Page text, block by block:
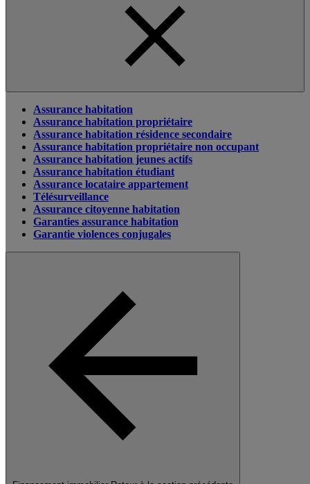
Assurance habitation
Assurance habitation propriétaire
Assurance habitation résidence secondaire
Assurance habitation propriétaire non occupant
Assurance habitation jeunes actifs
Assurance habitation étudiant
Assurance locataire appartement
Télésurveillance
Assurance citoyenne habitation
Garanties assurance habitation
Garantie violences conjugales